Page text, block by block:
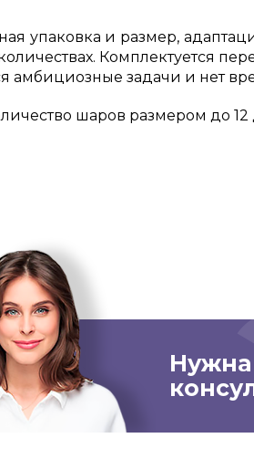
упаковка и размер,
Комплектуется
амбициозные задачи и нет
шаров размером до
Нужна